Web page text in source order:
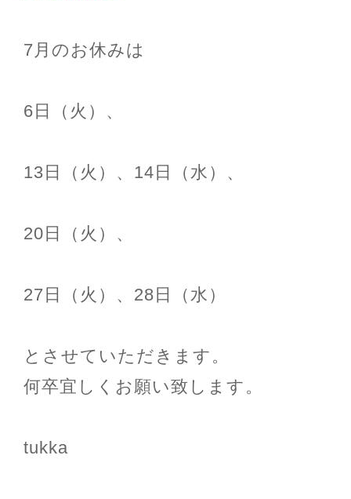
7月のお休みは
6日（火）、
13日（火）、14日（水）、
20日（火）、
27日（火）、28日（水）
とさせていただきます。
何卒宜しくお願い致します。
tukka